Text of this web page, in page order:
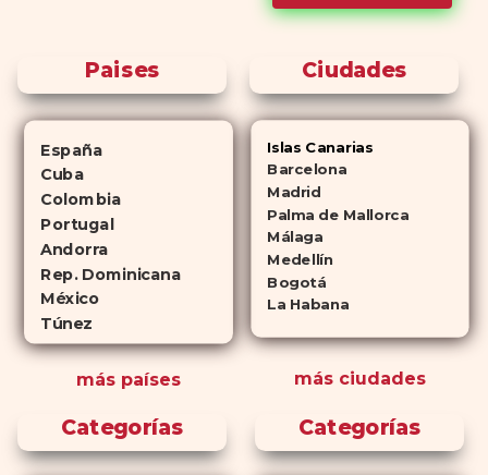
cambio de los tiempos ha
permitido la producción de
alternativas genéricas tanto a
Cialis como a
respectivamente) que se
consideran tan rentables e igual
de eficaces que su homólogo de
marca. En su mayor parte,
ambos medicamentos funcionan
de la misma manera y tienen
perfiles de efectos secundarios
diferencia? El tiempo.comprar
Cialisejerce sus efectos hasta 4
Paises
España
Cuba
Colombia
Portugal
Andorra
Rep. Dominicana
México
Túnez
más países
Ciudades
Islas Canarias
Barcelona
Madrid
Palma de Mallorca
Málaga
Medellín
Bogotá
La Habana
más ciudades
Categorías Categorías